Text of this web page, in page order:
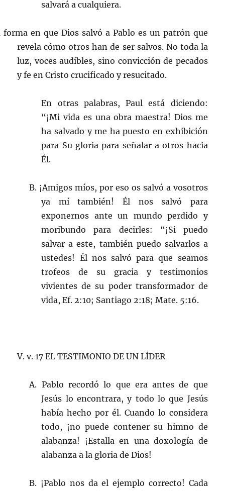
salvará a cualquiera.
forma en que Dios salvó a Pablo es un patrón que
revela cómo otros han de ser salvos. No toda la
luz, voces audibles, sino convicción de pecados
y fe en Cristo crucificado y resucitado.
En otras palabras, Paul está diciendo:
“¡Mi vida es una obra maestra! Dios me
ha salvado y me ha puesto en exhibición
para Su gloria para señalar a otros hacia
Él.
B. ¡Amigos míos, por eso os salvó a vosotros
ya mí también! Él nos salvó para
exponernos ante un mundo perdido y
moribundo para decirles: “¡Si puedo
salvar a este, también puedo salvarlos a
ustedes! Él nos salvó para que seamos
trofeos de su gracia y testimonios
vivientes de su poder transformador de
vida, Ef. 2:10; Santiago 2:18; Mate. 5:16.
V. v. 17 EL TESTIMONIO DE UN LÍDER
A. Pablo recordó lo que era antes de que
Jesús lo encontrara, y todo lo que Jesús
había hecho por él. Cuando lo considera
todo, ¡no puede contener su himno de
alabanza! ¡Estalla en una doxología de
alabanza a la gloria de Dios!
B. ¡Pablo nos da el ejemplo correcto! Cada